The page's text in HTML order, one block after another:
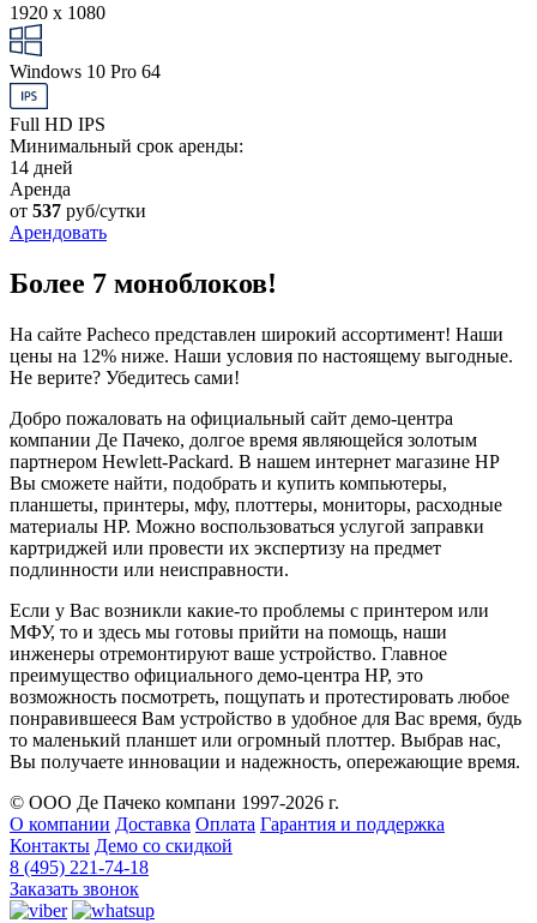
1920 x 1080
Windows 10 Pro 64
Full HD IPS
Минимальный срок аренды:
14 дней
Аренда
от 537 руб/сутки
Арендовать
Более 7 моноблоков!
На сайте Pacheco представлен широкий ассортимент! Наши
цены на 12% ниже. Наши условия по настоящему выгодные.
Не верите? Убедитесь сами!
Добро пожаловать на официальный сайт демо-центра
компании Де Пачеко, долгое время являющейся золотым
партнером Hewlett-Packard. В нашем интернет магазине HP
Вы сможете найти, подобрать и купить компьютеры,
планшеты, принтеры, мфу, плоттеры, мониторы, расходные
материалы HP. Можно воспользоваться услугой заправки
картриджей или провести их экспертизу на предмет
подлинности или неисправности.
Если у Вас возникли какие-то проблемы с принтером или
МФУ, то и здесь мы готовы прийти на помощь, наши
инженеры отремонтируют ваше устройство. Главное
преимущество официального демо-центра HP, это
возможность посмотреть, пощупать и протестировать любое
понравившееся Вам устройство в удобное для Вас время, будь
то маленький планшет или огромный плоттер. Выбрав нас,
Вы получаете инновации и надежность, опережающие время.
© ООО Де Пачеко компани 1997-2026 г.
О компании Доставка Оплата Гарантия и поддержка
Контакты Демо со скидкой
8 (495) 221-74-18
Заказать звонок